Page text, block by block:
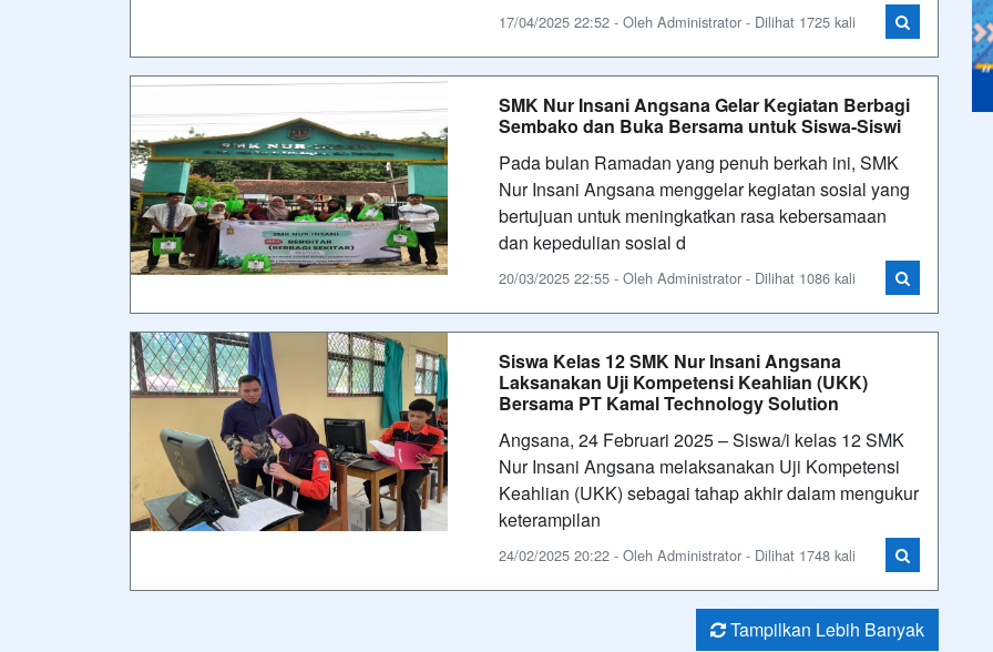
17/04/2025 22:52 - Oleh Administrator - Dilihat 1725 kali
SMK Nur Insani Angsana Gelar Kegiatan Berbagi
Sembako dan Buka Bersama untuk Siswa-Siswi
Pada bulan Ramadan yang penuh berkah ini, SMK
Nur Insani Angsana menggelar kegiatan sosial yang
bertujuan untuk meningkatkan rasa kebersamaan
dan kepedulian sosial d
20/03/2025 22:55 - Oleh Administrator - Dilihat 1086 kali
Siswa Kelas 12 SMK Nur Insani Angsana
Laksanakan Uji Kompetensi Keahlian (UKK)
Bersama PT Kamal Technology Solution
Angsana, 24 Februari 2025 – Siswa/i kelas 12 SMK
Nur Insani Angsana melaksanakan Uji Kompetensi
Keahlian (UKK) sebagai tahap akhir dalam mengukur
keterampilan
24/02/2025 20:22 - Oleh Administrator - Dilihat 1748 kali
Tampilkan Lebih Banyak